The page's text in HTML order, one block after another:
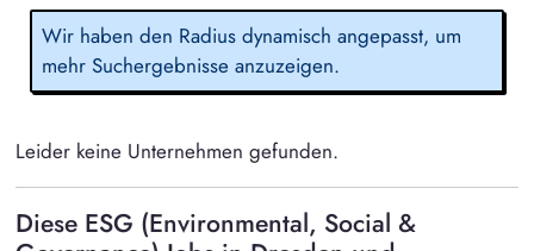
Wir haben den Radius dynamisch angepasst, um
mehr Suchergebnisse anzuzeigen.
Leider keine Unternehmen gefunden.
Diese ESG (Environmental, Social &